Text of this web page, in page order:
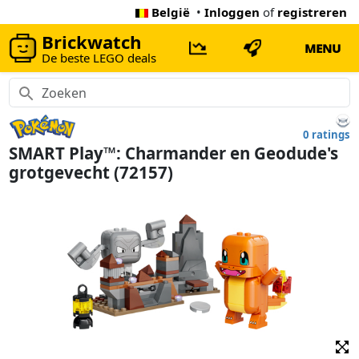
België • Inloggen of registreren
Brickwatch
De beste LEGO deals
MENU
0 ratings
SMART Play™: Charmander en Geodude's
grotgevecht (72157)